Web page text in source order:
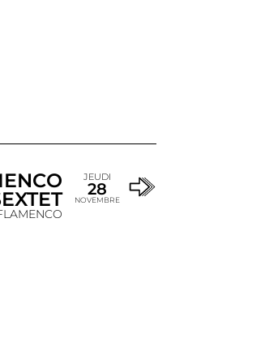
JEUDI
28
NOVEMBRE